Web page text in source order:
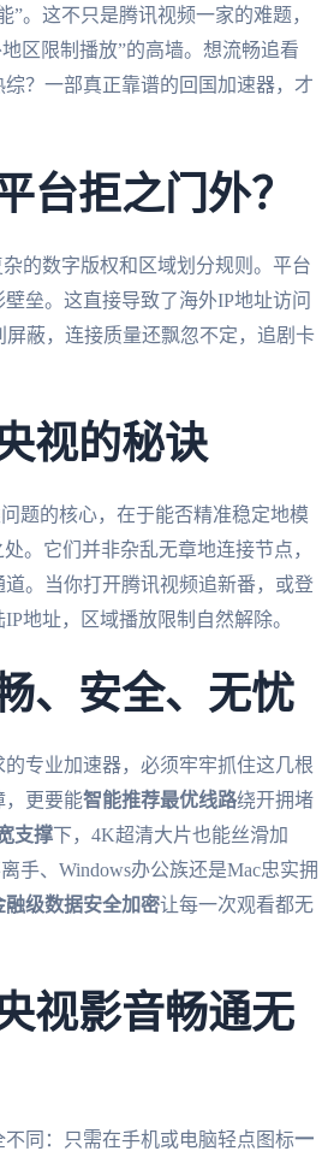
。这不只是腾讯视频一家的难题，
区限制播放”的高墙。想流畅追看
？一部真正靠谱的回国加速器，才
台拒之门外？
的数字版权和区域划分规则。平台
垒。这直接导致了海外IP地址访问
蔽，连接质量还飘忽不定，追剧卡
视的秘诀
题的核心，在于能否精准稳定地模
。它们并非杂乱无章地连接节点，
。当你打开腾讯视频追新番，或登
地址，区域播放限制自然解除。
、安全、无忧
专业加速器，必须牢牢抓住这几根
，更要能智能推荐最优线路绕开拥堵
支撑下，4K超清大片也能丝滑加
手、Windows办公族还是Mac忠实拥
融级数据安全加密让每一次观看都无
视影音畅通无
不同：只需在手机或电脑轻点图标一